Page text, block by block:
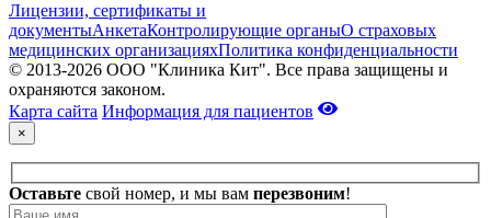
Лицензии, сертификаты и
документыАнкетаКонтролирующие органыО страховых
медицинских организацияхПолитика конфиденциальности
© 2013-2026 ООО "Клиника Кит". Все права защищены и
охраняются законом.
Карта сайта Информация для пациентов
×
Оставьте свой номер, и мы вам перезвоним!